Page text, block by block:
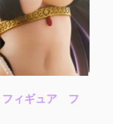
ィギュア フ